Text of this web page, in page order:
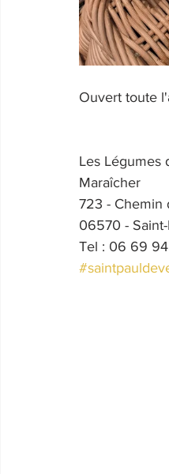
Ouvert toute
Les Légumes
Maraîcher
723 - Chemin
06570 -
Tel : 06 69